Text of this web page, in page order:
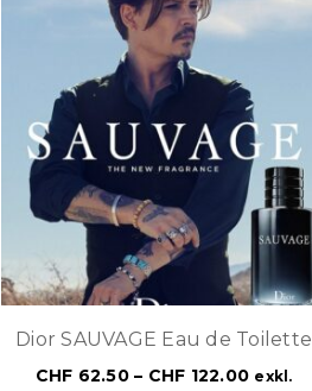
Dior SAUVAGE Eau de Toilette
CHF 62.50– CHF 122.00 exkl.